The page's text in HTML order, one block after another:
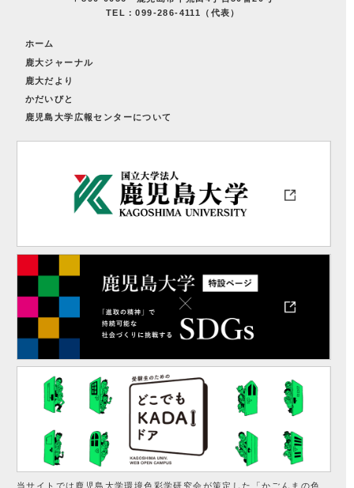
TEL：099-286-4111（代表）
ホーム
鹿大ジャーナル
鹿大だより
かだいびと
鹿児島大学広報センターについて
当サイトでは鹿児島大学環境色彩学研究会が策定した「かごんまの色